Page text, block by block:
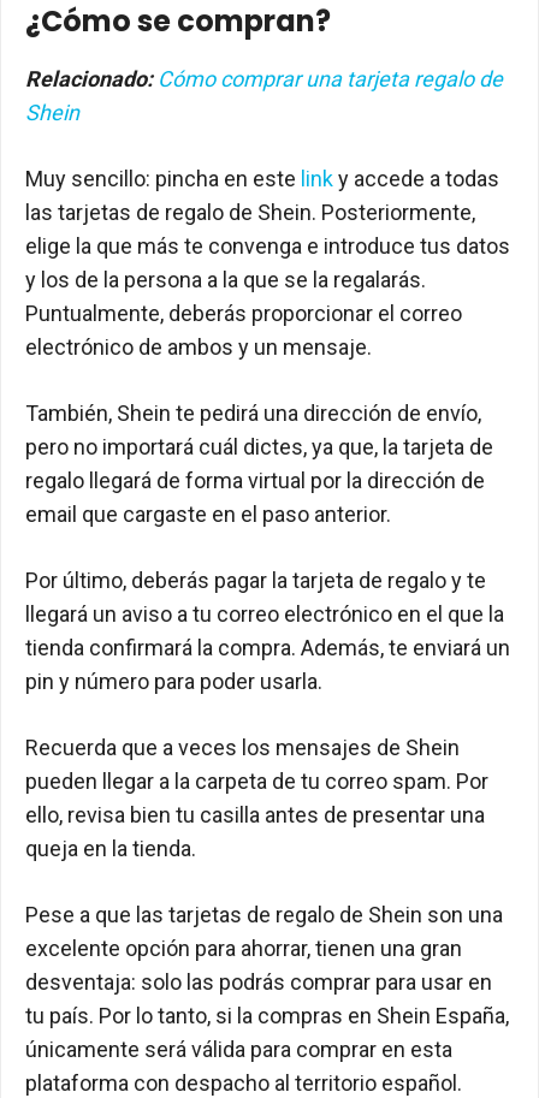
¿Cómo se compran?
Relacionado: Cómo comprar una tarjeta regalo de
Shein
Muy sencillo: pincha en este linky accede a todas
las tarjetas de regalo de Shein. Posteriormente,
elige la que más te convenga e introduce tus datos
y los de la persona a la que se la regalarás.
Puntualmente, deberás proporcionar el correo
electrónico de ambos y un mensaje.
También, Shein te pedirá una dirección de envío,
pero no importará cuál dictes, ya que, la tarjeta de
regalo llegará de forma virtual por la dirección de
email que cargaste en el paso anterior.
Por último, deberás pagar la tarjeta de regalo y te
llegará un aviso a tu correo electrónico en el que la
tienda confirmará la compra. Además, te enviará un
pin y número para poder usarla.
Recuerda que a veces los mensajes de Shein
pueden llegar a la carpeta de tu correo spam. Por
ello, revisa bien tu casilla antes de presentar una
queja en la tienda.
Pese a que las tarjetas de regalo de Shein son una
excelente opción para ahorrar, tienen una gran
desventaja: solo las podrás comprar para usar en
tu país. Por lo tanto, si la compras en Shein España,
únicamente será válida para comprar en esta
plataforma con despacho al territorio español.